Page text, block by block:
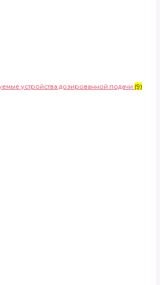
устройства дозированной подачи (9)